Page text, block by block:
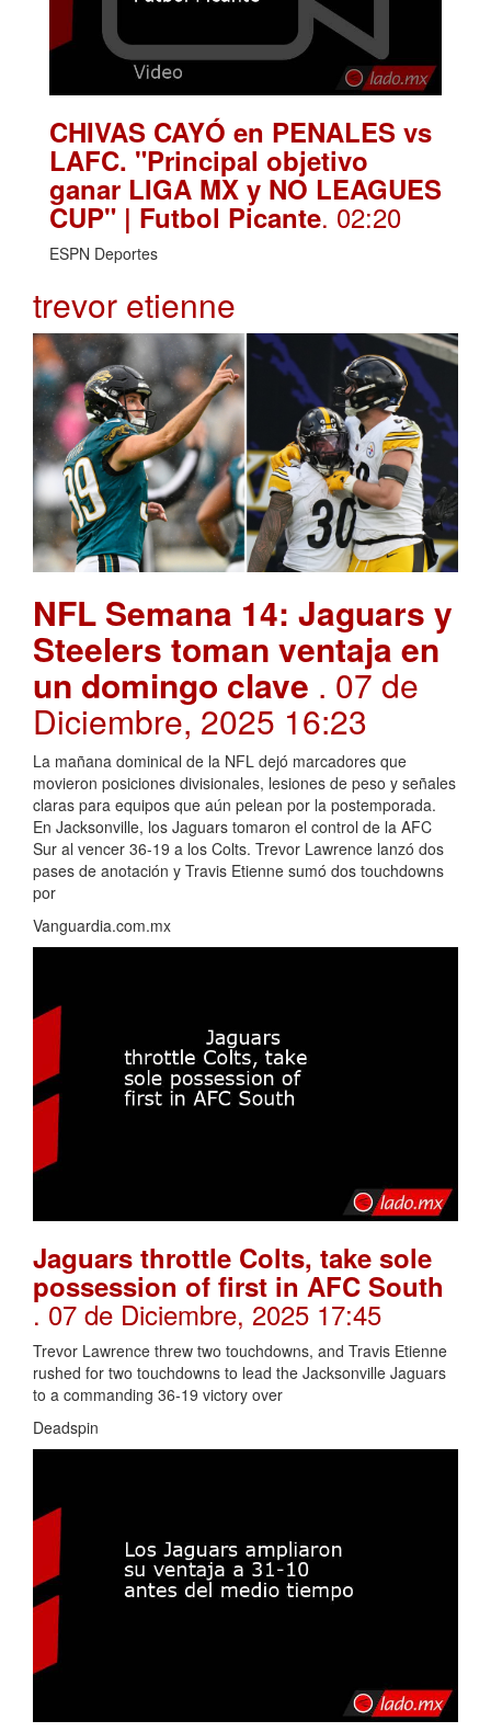
CHIVAS CAYÓ en PENALES vs
LAFC. "Principal objetivo
ganar LIGA MX y NO LEAGUES
CUP" | Futbol Picante. 02:20
ESPN Deportes
trevor etienne
NFL Semana 14: Jaguars y
Steelers toman ventaja en
un domingo clave . 07 de
Diciembre, 2025 16:23
La mañana dominical de la NFL dejó marcadores que
movieron posiciones divisionales, lesiones de peso y señales
claras para equipos que aún pelean por la postemporada.
En Jacksonville, los Jaguars tomaron el control de la AFC
Sur al vencer 36-19 a los Colts. Trevor Lawrence lanzó dos
pases de anotación y Travis Etienne sumó dos touchdowns
por
Vanguardia.com.mx
Jaguars throttle Colts, take sole
possession of first in AFC South
. 07 de Diciembre, 2025 17:45
Trevor Lawrence threw two touchdowns, and Travis Etienne
rushed for two touchdowns to lead the Jacksonville Jaguars
to a commanding 36-19 victory over
Deadspin